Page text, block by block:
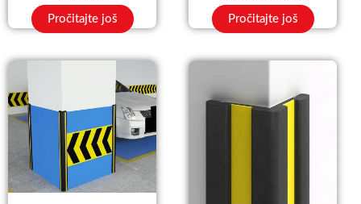
Pročitajte još Pročitajte još